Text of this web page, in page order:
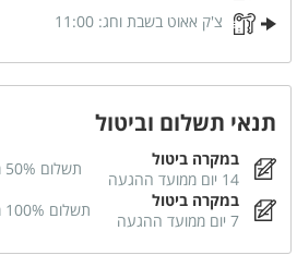
לציבור הדתי
בסביבת המקום
בית כנסת
צ'ק אאוט בשבת וחג: 11:00
תנאי תשלום וביטול
במקרה ביטול
14 יום ממועד ההגעה
תשלום 50% מסך הזמנה
במקרה ביטול
7 יום ממועד ההגעה
תשלום 100% מסך הזמנה